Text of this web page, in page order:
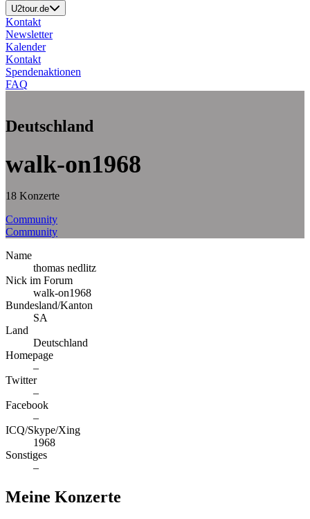
U2tour.de
Kontakt
Newsletter
Kalender
Kontakt
Spendenaktionen
FAQ
Deutschland
walk-on1968
18 Konzerte
Community
Community
Name
thomas nedlitz
Nick im Forum
walk-on1968
Bundesland/Kanton
SA
Land
Deutschland
Homepage
–
Twitter
–
Facebook
–
ICQ/Skype/Xing
1968
Sonstiges
–
Meine Konzerte